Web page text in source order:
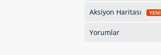
Aksiyon Haritası YENİ
Yorumlar